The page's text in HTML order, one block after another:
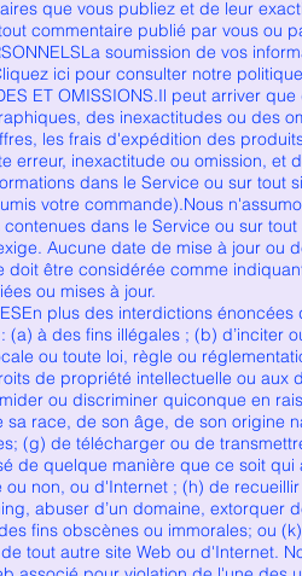
que vous publiez et de leur
commentaire publié par vous ou
soumission de vos
ici pour consulter notre
ET OMISSIONS.Il peut arriver
des inexactitudes ou des
les frais d'expédition des
erreur, inexactitude ou omission, et
dans le Service ou sur tout
votre commande).Nous
dans le Service ou sur
Aucune date de mise à jour ou
doit être considérée comme
ou mises à jour.
plus des interdictions
(a) à des fins illégales ; (b) d’inciter
ou toute loi, règle ou
de propriété intellectuelle ou aux
ou discriminer quiconque en
race, de son âge, de son origine
(g) de télécharger ou de
de quelque manière que ce soit
non, ou d'Internet ; (h) de
abuser d’un domaine, extorquer
fins obscènes ou immorales; ou
tout autre site Web ou d'Internet.